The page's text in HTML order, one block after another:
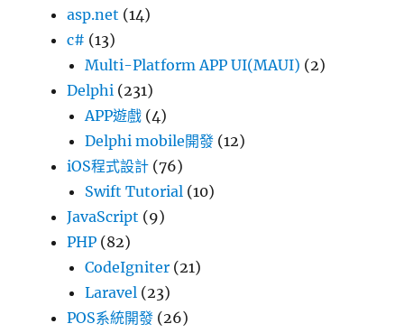
asp.net (14)
c# (13)
Multi-Platform APP UI(MAUI) (2)
Delphi (231)
APP遊戲 (4)
Delphi mobile開發 (12)
iOS程式設計 (76)
Swift Tutorial (10)
JavaScript (9)
PHP (82)
CodeIgniter (21)
Laravel (23)
POS系統開發 (26)